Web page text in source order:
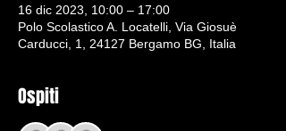
16 dic 2023, 10:00 – 17:00
Polo Scolastico A. Locatelli, Via Giosuè
Carducci, 1, 24127 Bergamo BG, Italia
Ospiti